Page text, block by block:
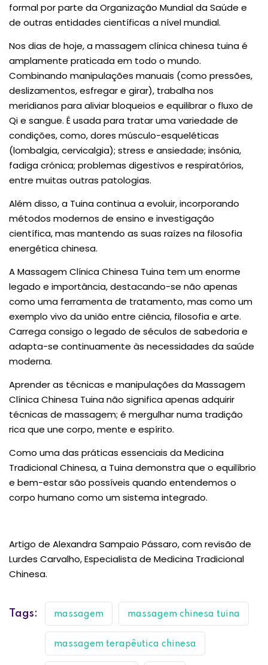
formal por parte da Organização Mundial da Saúde e
de outras entidades científicas a nível mundial.
Nos dias de hoje, a massagem clínica chinesa tuina é
amplamente praticada em todo o mundo.
Combinando manipulações manuais (como pressões,
deslizamentos, esfregar e girar), trabalha nos
meridianos para aliviar bloqueios e equilibrar o fluxo de
Qi e sangue. É usada para tratar uma variedade de
condições, como, dores músculo-esqueléticas
(lombalgia, cervicalgia); stress e ansiedade; insónia,
fadiga crónica; problemas digestivos e respiratórios,
entre muitas outras patologias.
Além disso, a Tuina continua a evoluir, incorporando
métodos modernos de ensino e investigação
científica, mas mantendo as suas raízes na filosofia
energética chinesa.
A Massagem Clínica Chinesa Tuina tem um enorme
legado e importância, destacando-se não apenas
como uma ferramenta de tratamento, mas como um
exemplo vivo da união entre ciência, filosofia e arte.
Carrega consigo o legado de séculos de sabedoria e
adapta-se continuamente às necessidades da saúde
moderna.
Aprender as técnicas e manipulações da Massagem
Clínica Chinesa Tuina não significa apenas adquirir
técnicas de massagem; é mergulhar numa tradição
rica que une corpo, mente e espírito.
Como uma das práticas essenciais da Medicina
Tradicional Chinesa, a Tuina demonstra que o equilíbrio
e bem-estar são possíveis quando entendemos o
corpo humano como um sistema integrado.
Artigo de Alexandra Sampaio Pássaro, com revisão de
Lurdes Carvalho, Especialista de Medicina Tradicional
Chinesa.
Tags: massagem massagem chinesa tuina
massagem terapêutica chinesa